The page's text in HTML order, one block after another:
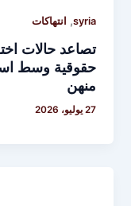
syria
, انتهاكات
تصاعد حالات
حقوقية وسط
منهن
27 يوليو، 2026